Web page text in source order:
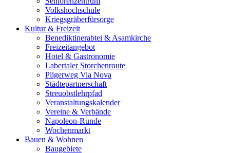
Volkshochschule
Kriegsgräberfürsorge
Kultur & Freizeit
Benediktinerabtei & Asamkirche
Freizeitangebot
Hotel & Gastronomie
Labertaler Storchenroute
Pilgerweg Via Nova
Städtepartnerschaft
Streuobstlehrpfad
Veranstaltungskalender
Vereine & Verbände
Napoleon-Runde
Wochenmarkt
Bauen & Wohnen
Baugebiete